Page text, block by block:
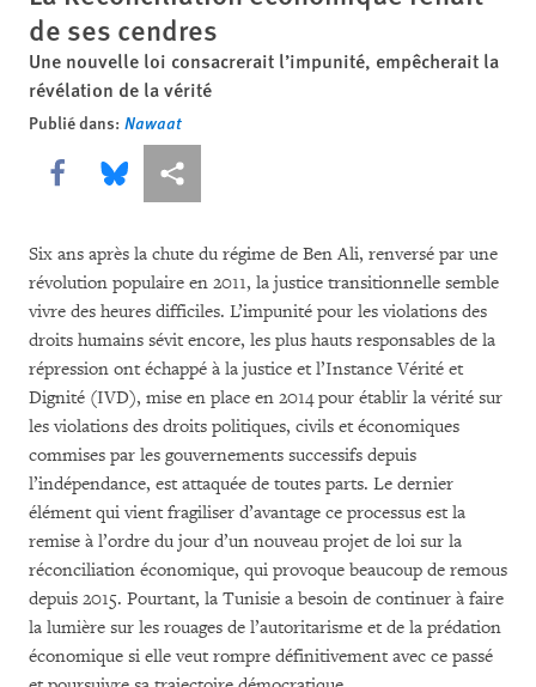
de ses cendres
Une nouvelle loi consacrerait l’impunité, empêcherait la
révélation de la vérité
Publié dans: Nawaat
Share this via Facebook
Share this via Bluesky
Share this via Partagez
Six ans après la chute du régime de Ben Ali, renversé par une
révolution populaire en 2011, la justice transitionnelle semble
vivre des heures difficiles. L’impunité pour les violations des
droits humains sévit encore, les plus hauts responsables de la
répression ont échappé à la justice et l’Instance Vérité et
Dignité (IVD), mise en place en 2014 pour établir la vérité sur
les violations des droits politiques, civils et économiques
commises par les gouvernements successifs depuis
l’indépendance, est attaquée de toutes parts. Le dernier
élément qui vient fragiliser d’avantage ce processus est la
remise à l’ordre du jour d’un nouveau projet de loi sur la
réconciliation économique, qui provoque beaucoup de remous
depuis 2015. Pourtant, la Tunisie a besoin de continuer à faire
la lumière sur les rouages de l’autoritarisme et de la prédation
économique si elle veut rompre définitivement avec ce passé